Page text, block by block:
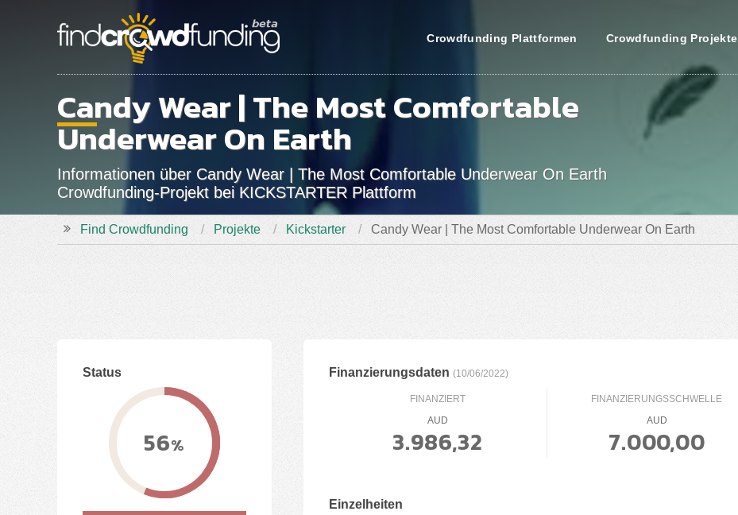
Crowdfunding Plattformen Crowdfunding Projekte
Candy Wear | The Most Comfortable
Underwear On Earth
Informationen über Candy Wear | The Most Comfortable Underwear On Earth
Crowdfunding-Projekt bei KICKSTARTER Plattform
Find Crowdfunding Projekte Kickstarter Candy Wear | The Most Comfortable Underwear On Earth
Status
56%
Finanzierungsdaten (10/06/2022)
FINANZIERT
AUD
3.986,32
FINANZIERUNGSSCHWELLE
AUD
7.000,00
Einzelheiten